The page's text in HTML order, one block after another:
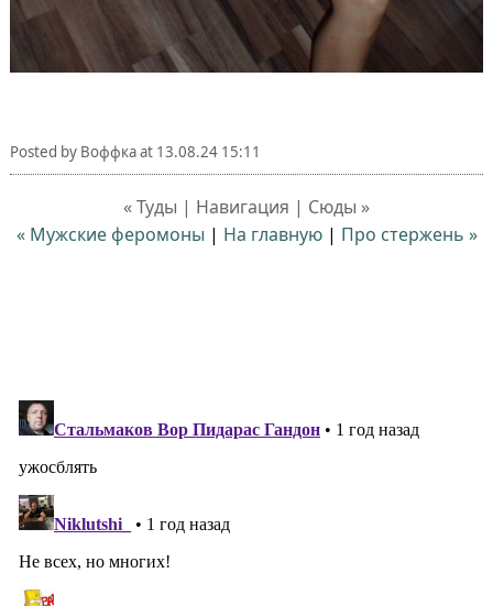
Posted by Воффкаat 13.08.24 15:11
« Туды | Навигация | Сюды »
« Мужские феромоны | На главную| Про стержень »